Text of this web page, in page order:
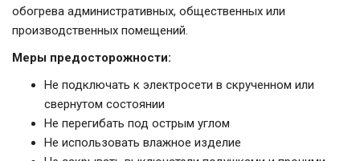
обогрева административных, общественных или
производственных помещений.
Меры предосторожности:
Не подключать к электросети в скрученном или
свернутом состоянии
Не перегибать под острым углом
Не использовать влажное изделие